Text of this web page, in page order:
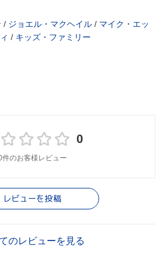
/ ジョエル・マクヘイル / マイク・エッ
/ キッズ・ファミリー
0
件のお客様レビュー
レビューを投稿
のレビューを見る